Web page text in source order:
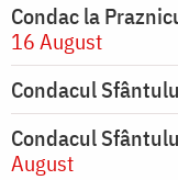
Condac la
16 August
Condacul
Condacul
August